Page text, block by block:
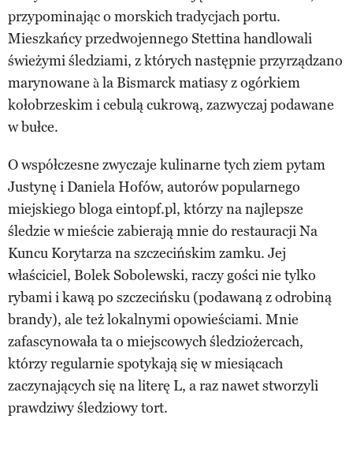
przypominając o morskich tradycjach portu.
Mieszkańcy przedwojennego Stettina handlowali
świeżymi śledziami, z których następnie przyrządzano
marynowane à la Bismarck matiasy z ogórkiem
kołobrzeskim i cebulą cukrową, zazwyczaj podawane
w bułce.
O współczesne zwyczaje kulinarne tych ziem pytam
Justynę i Daniela Hofów, autorów popularnego
miejskiego bloga eintopf.pl, którzy na najlepsze
śledzie w mieście zabierają mnie do restauracji Na
Kuncu Korytarza na szczecińskim zamku. Jej
właściciel, Bolek Sobolewski, raczy gości nie tylko
rybami i kawą po szczecińsku (podawaną z odrobiną
brandy), ale też lokalnymi opowieściami. Mnie
zafascynowała ta o miejscowych śledziożercach,
którzy regularnie spotykają się w miesiącach
zaczynających się na literę L, a raz nawet stworzyli
prawdziwy śledziowy tort.